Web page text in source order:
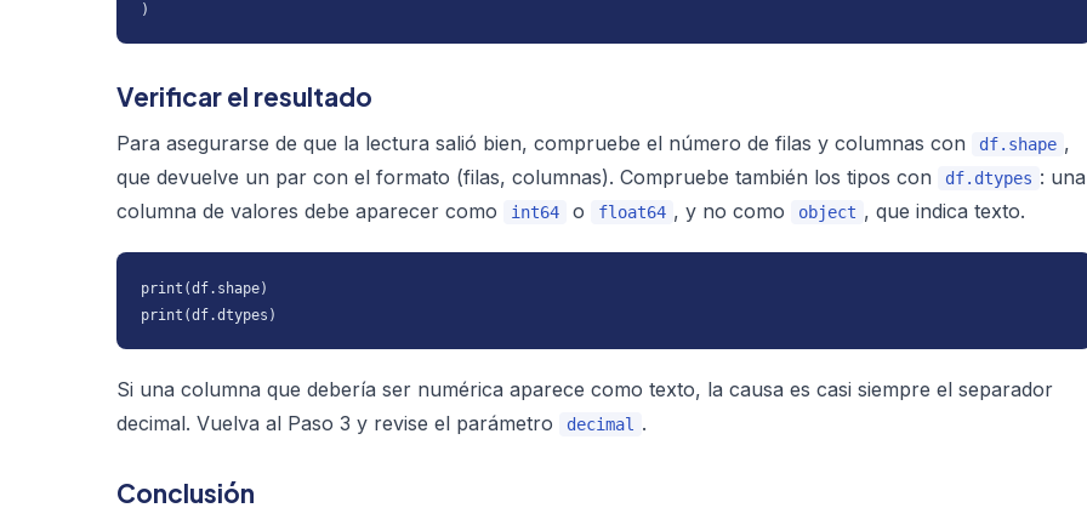
)
Verificar el resultado
Para asegurarse de que la lectura salió bien, compruebe el número de filas y columnas con df.shape ,
que devuelve un par con el formato (filas, columnas). Compruebe también los tipos con
df.dtypes : una
columna de valores debe aparecer como
int64 o float64 , y no como object , que indica texto.
print(df.shape)
print(df.dtypes)
Si una columna que debería ser numérica aparece como texto, la causa es casi siempre el separador
decimal. Vuelva al Paso 3 y revise el parámetro
decimal .
Conclusión